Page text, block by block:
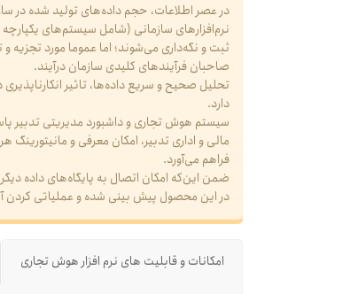
در عصر اطلاعات، حجم داده‌های تولید شده در
نرم‌افزارهای سازمانی (شامل سیستم‌های یکپارچه
ثبت و نگه‌داری می‌شوند؛ اما عموما مورد تجزیه
صاحبان فرآیندهای کلیدی سازمان درآیند.
تحلیل صحیح و سریع داده‌ها، تاثیر
دارد.
سیستم هوش تجاری و داشبورد مدیریتی تدبیر
فراهم می‌آورد.
ضمن این‌که امکان اتصال به پایگاه‌های داده
در این محصول پیش بینی شده و عملیاتی کردن
امکانات و قابلیت های نرم افزار هوش تجاری